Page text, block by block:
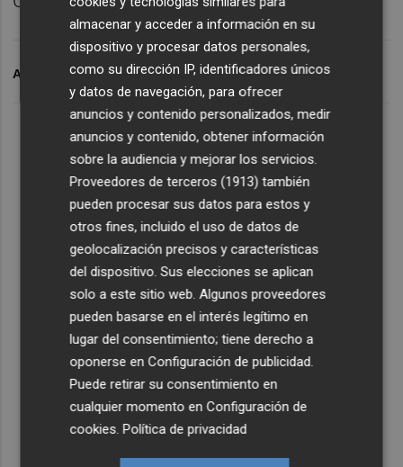
ARCHIVADO EN SENADO
almacenar y acceder a información en su
dispositivo y procesar datos personales,
como su dirección IP, identificadores únicos
y datos de navegación, para ofrecer
anuncios y contenido personalizados, medir
anuncios y contenido, obtener información
sobre la audiencia y mejorar los servicios.
Proveedores de terceros (1913) también
pueden procesar sus datos para estos y
otros fines, incluido el uso de datos de
geolocalización precisos y características
del dispositivo. Sus elecciones se aplican
solo a este sitio web. Algunos proveedores
pueden basarse en el interés legítimo en
lugar del consentimiento; tiene derecho a
oponerse enConfiguración de publicidad.
Puede retirar su consentimiento en
cualquier momento enConfiguración de
cookies.Política de privacidad